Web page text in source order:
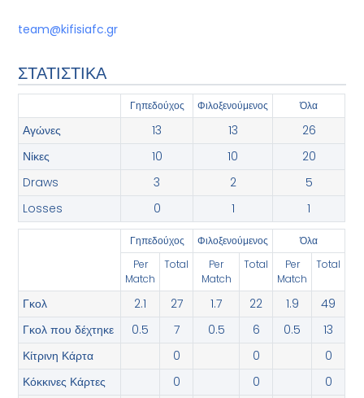
team@kifisiafc.gr
ΣΤΑΤΙΣΤΙΚΑ
Γηπεδούχος ‫Φιλοξενούμενος Όλα
Αγώνες 13 13
26
Νίκες
10 10
20
Draws
3 2
5
Losses
0 1 1
Γηπεδούχος ‫Φιλοξενούμενος
Όλα
Per
Match
Total
Per
Match
Total
Per
Match
Total
Γκολ 2.1 27 1.7 22 1.9
49
Γκολ που δέχτηκε
0.5 7 0.5 6 0.5
13
Κίτρινη Κάρτα
0 0
0
Κόκκινες Κάρτες
0 0
0